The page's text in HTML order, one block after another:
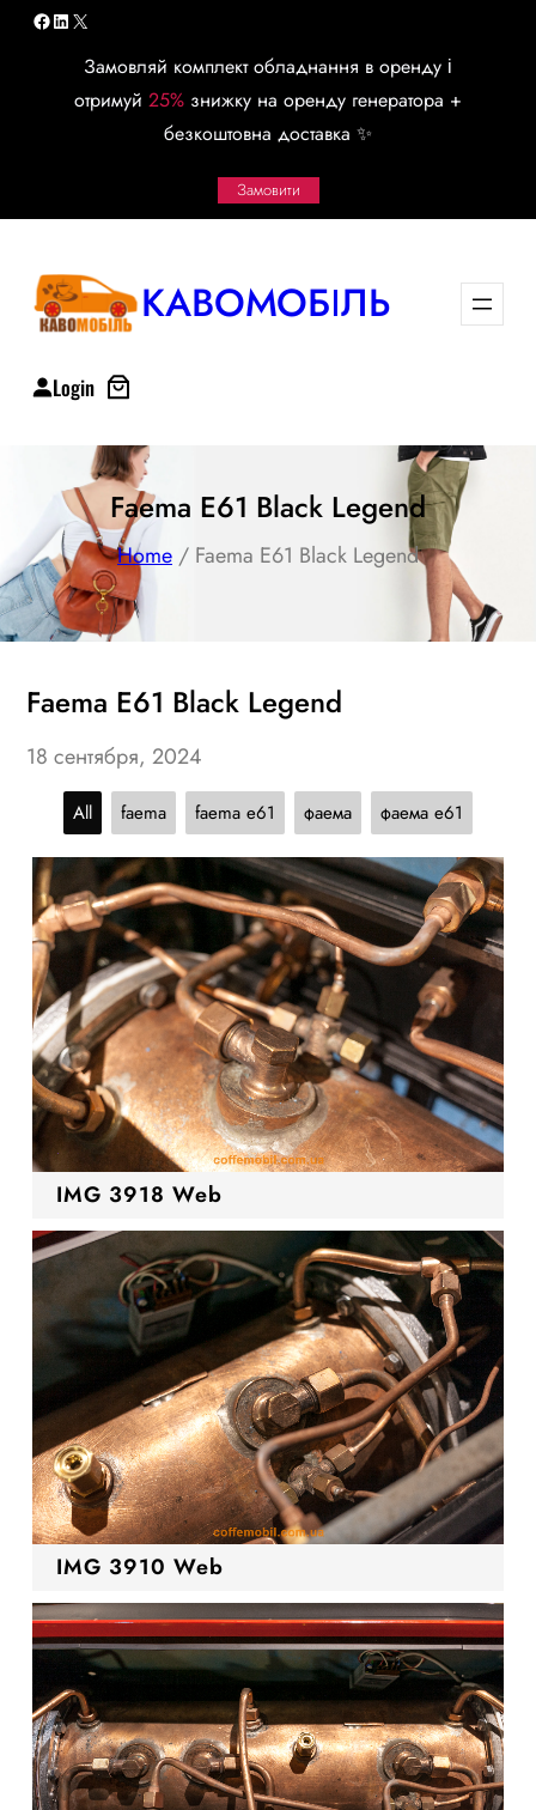
Перейти
содержимому
Facebook
LinkedIn
X
Замовляй комплект обладнання в оренду і
отримуй 25% знижку на оренду генератора +
безкоштовна доставка ✨
Замовити
КАВОМОБІЛЬ
Login
Faema E61 Black Legend
Home / Faema E61 Black Legend
Faema E61 Black Legend
18 сентября, 2024
All faema faema e61 фаема фаема е61
IMG 3918 Web
IMG 3910 Web